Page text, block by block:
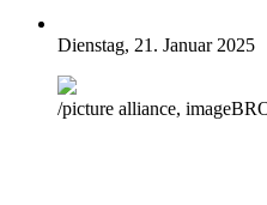
Dienstag, 21. Januar 2025
/picture alliance,